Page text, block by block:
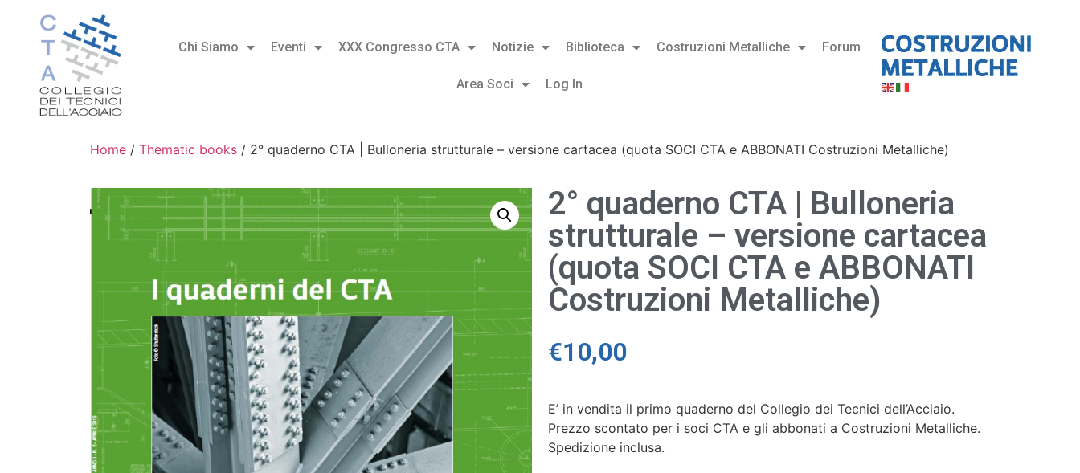
Chi Siamo Eventi XXX Congresso CTA Notizie Biblioteca Costruzioni Metalliche Forum
Area Soci Log In
Home / Thematic books / 2° quaderno CTA | Bulloneria strutturale – versione cartacea (quota SOCI CTA e ABBONATI Costruzioni Metalliche)
2° quaderno CTA | Bulloneria
strutturale – versione cartacea
(quota SOCI CTA e ABBONATI
Costruzioni Metalliche)
€10,00
E’ in vendita il primo quaderno del Collegio dei Tecnici dell’Acciaio.
Prezzo scontato per i soci CTA e gli abbonati a Costruzioni Metalliche.
Spedizione inclusa.